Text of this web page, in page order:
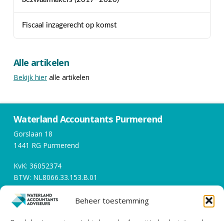
Beheer toestemming
Fiscaal inzagerecht op komst
Alle artikelen
Bekijk hieralle artikelen
Waterland Accountants Purmerend
Gorslaan 18
1441 RG Purmerend
KvK: 36052374
BTW: NL8066.33.153.B.01
Openingstijden